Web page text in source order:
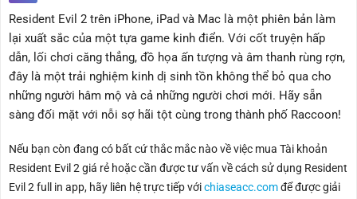
Resident Evil 2 trên iPhone, iPad và Mac là một phiên bản làm
lại xuất sắc của một tựa game kinh điển. Với cốt truyện hấp
dẫn, lối chơi căng thẳng, đồ họa ấn tượng và âm thanh rùng rợn,
đây là một trải nghiệm kinh dị sinh tồn không thể bỏ qua cho
những người hâm mộ và cả những người chơi mới. Hãy sẵn
sàng đối mặt với nỗi sợ hãi tột cùng trong thành phố Raccoon!
Nếu bạn còn đang có bất cứ thắc mắc nào về việc mua Tài khoản
Resident Evil 2giá rẻ hoặc cần được tư vấn về cách sử dụng Resident
Evil 2full in app, hãy liên hệ trực tiếp vớichiaseacc.comđể được giải